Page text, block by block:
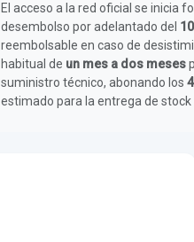
El acceso a la red oficial se inicia
desembolso por adelantado del
reembolsable en caso de
habitual de un mes a dos meses
suministro técnico, abonando los
estimado para la entrega de